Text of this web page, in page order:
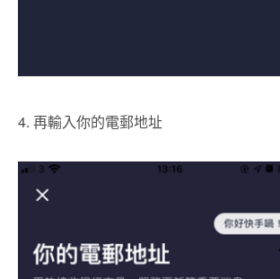
4. 再輸入你的電郵地址